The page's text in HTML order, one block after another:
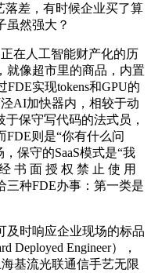
落差，有时候企业买了算
虽然强大？
在人工智能财产化的历
就像超市里的商品，内置
实现tokens和GPU的
AI加快器内，相较于动
保守写代码的法式员，
则是“你有什么问
保守的SaaS模式是“我
书 面 授 权 禁 止 使 用
三种FDE办事：第一类是
时响应企业现场的标品
Deployed Engineer），
基流光联通信手艺无限